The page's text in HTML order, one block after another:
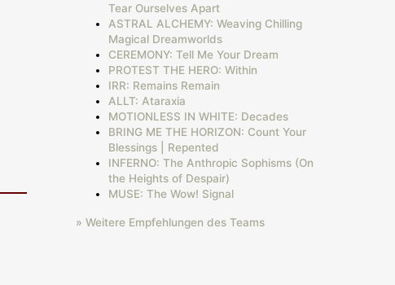
Tear Ourselves Apart
ASTRAL ALCHEMY: Weaving Chilling
Magical Dreamworlds
CEREMONY: Tell Me Your Dream
PROTEST THE HERO: Within
IRR: Remains Remain
ALLT: Ataraxia
MOTIONLESS IN WHITE: Decades
BRING ME THE HORIZON: Count Your
Blessings | Repented
INFERNO: The Anthropic Sophisms (On
the Heights of Despair)
MUSE: The Wow! Signal
» Weitere Empfehlungen des Teams